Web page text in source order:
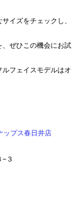
イズをチェックし、
ぜひこの機会にお試
フェイスモデルはオ
ップス春日井店
３